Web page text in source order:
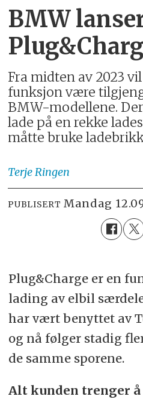
BMW
Fra midten av 2023
funksjon være
BMW-modellene.
lade på en rekke
måtte bruke
Terje Ringen
PUBLISERT mandag
Plug&Charge er en
lading av elbil
har vært benyttet av
og nå følger stadig
de samme sporene.
Alt kunden trenger